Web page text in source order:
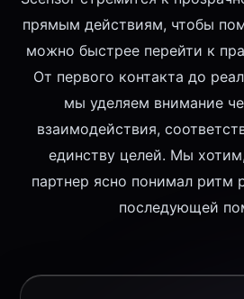
прямым действиям, чтобы
можно быстрее перейти к
От первого контакта до
мы уделяем внимание
взаимодействия,
единству целей. Мы
партнер ясно понимал ритм
последующей